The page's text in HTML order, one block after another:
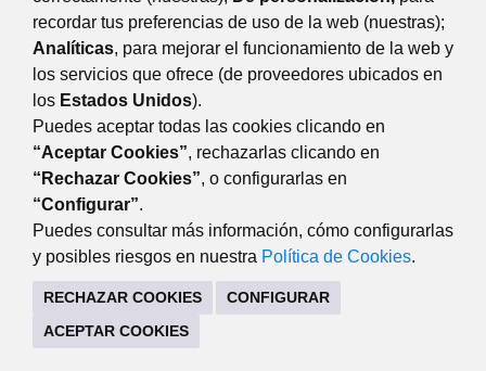
recordar tus preferencias de uso de la web (nuestras);
Analíticas, para mejorar el funcionamiento de la web y
los servicios que ofrece (de proveedores ubicados en
los Estados Unidos).
Puedes aceptar todas las cookies clicando en
“Aceptar Cookies”, rechazarlas clicando en
“Rechazar Cookies”, o configurarlas en
“Configurar”.
Puedes consultar más información, cómo configurarlas
y posibles riesgos en nuestra Política de Cookies.
RECHAZAR COOKIES
CONFIGURAR
ACEPTAR COOKIES
Poular)
Contactar
AYUNTAMIENTO DE MAJADAHONDA
Plaza Mayor, 3 28220 Majadahonda Madrid
916 349 100
916 349 106
MAPA WEB
AVISO LEGAL
POLÍTICA DE PRIVACIDAD